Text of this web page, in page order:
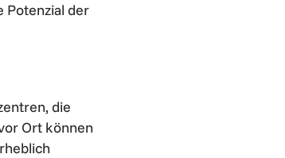
Potenzial der
die
Ort können